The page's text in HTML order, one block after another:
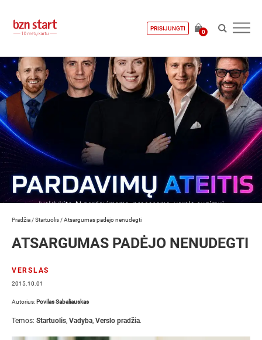
PRISIJUNGTI
0
Pradžia /Startuolis /Atsargumas padėjo nenudegti
ATSARGUMAS PADĖJO NENUDEGTI
VERSLAS
2015.10.01
Autorius: Povilas Sabaliauskas
Temos: Startuolis, Vadyba, Verslo pradžia.